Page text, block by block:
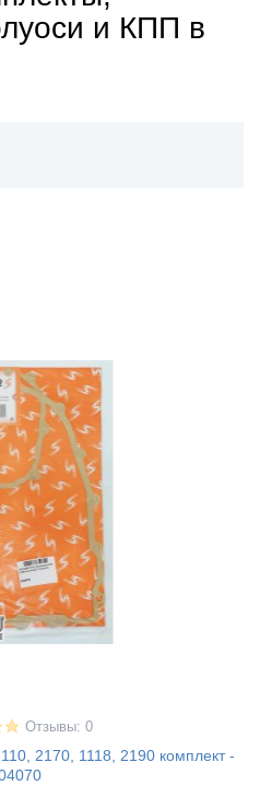
и КПП в
Отзывы: 0
2170, 1118, 2190 комплект -